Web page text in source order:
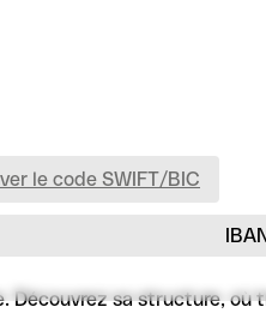
le code SWIFT/BIC
sa structure,